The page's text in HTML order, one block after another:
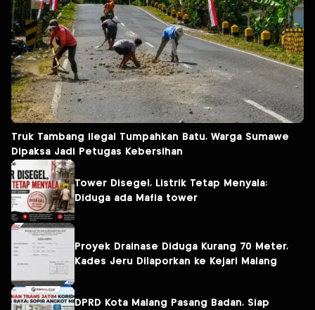
Truk Tambang ilegal Tumpahkan Batu, Warga Sumawe
Dipaksa Jadi Petugas Kebersihan
Tower Disegel, Listrik Tetap Menyala:
Diduga ada Mafia tower
Proyek Drainase Diduga Kurang 70 Meter,
Kades Jeru Dilaporkan ke Kejari Malang
DPRD Kota Malang Pasang Badan, Siap